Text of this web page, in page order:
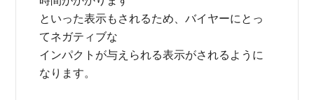
といった表示もされるため、バイヤーにとっ
てネガティブな
インパクトが与えられる表示がされるように
なります。